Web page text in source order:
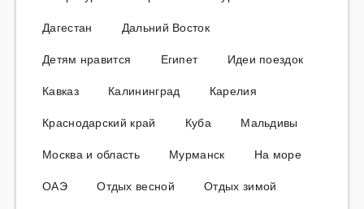
Дагестан
Дальний Восток
Детям нравится
Египет
Идеи поездок
Кавказ
Калининград
Карелия
Краснодарский край
Куба
Мальдивы
Москва и область
Мурманск
На море
ОАЭ
Отдых весной
Отдых зимой